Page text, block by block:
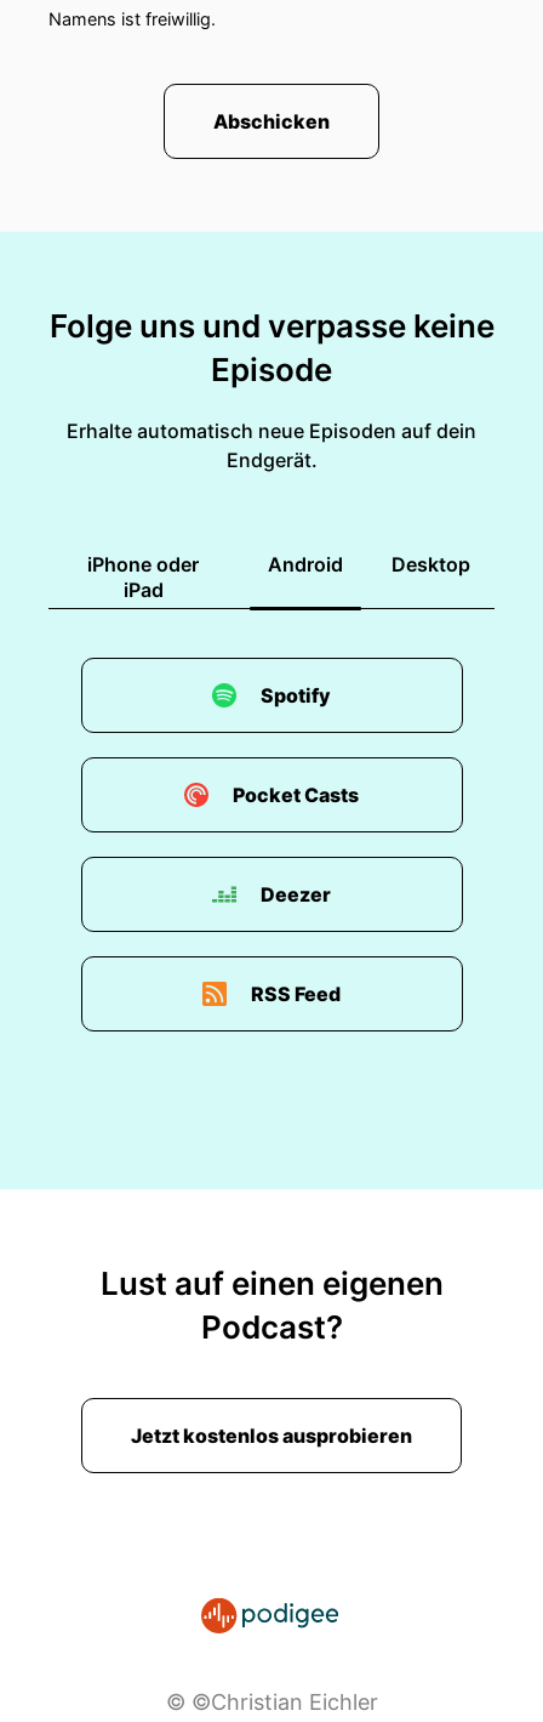
Namens ist freiwillig.
Abschicken
Folge uns und verpasse keine
Episode
Erhalte automatisch neue Episoden auf dein
Endgerät.
iPhone oder
iPad
Android Desktop
Spotify
Pocket Casts
Deezer
RSS Feed
Lust auf einen eigenen
Podcast?
Jetzt kostenlos ausprobieren
© ©Christian Eichler